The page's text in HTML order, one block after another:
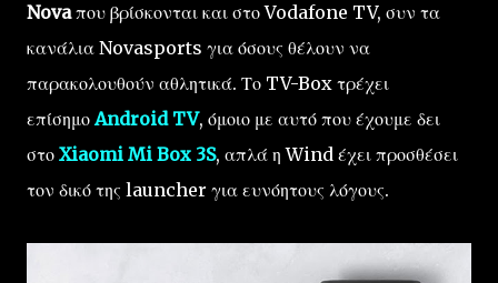
Novaπου βρίσκονται και στο Vodafone TV, συν τα
κανάλια Novasports για όσους θέλουν να
παρακολουθούν αθλητικά. Το TV-Box τρέχει
επίσημοAndroid TV, όμοιο με αυτό που έχουμε δει
στο Xiaomi Mi Box 3S, απλά η Wind έχει προσθέσει
τον δικό της launcher για ευνόητους λόγους.